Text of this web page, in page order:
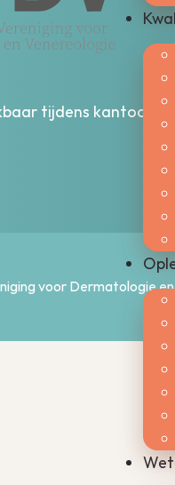
tijdens
voor Dermatologie